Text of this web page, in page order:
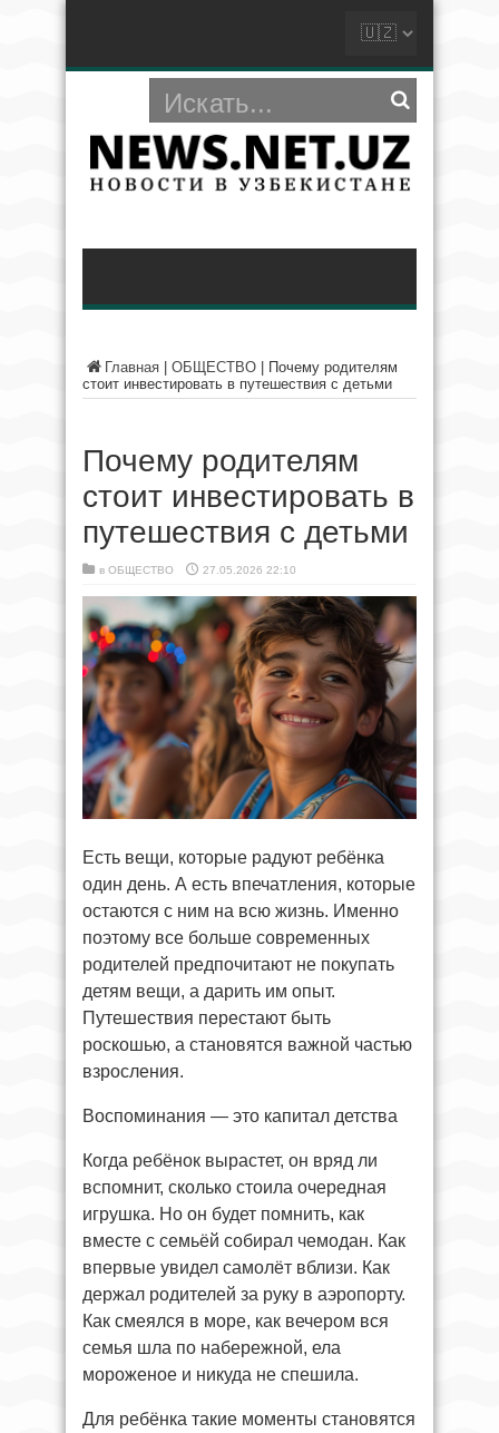
Главная ОБЩЕСТВО
Почему родителям
стоит инвестировать в путешествия с детьми
Почему родителям
стоит инвестировать в
путешествия с детьми
в ОБЩЕСТВО 27.05.2026 22:10
Есть вещи, которые радуют ребёнка
один день. А есть впечатления, которые
остаются с ним на всю жизнь. Именно
поэтому все больше современных
родителей предпочитают не покупать
детям вещи, а дарить им опыт.
Путешествия перестают быть
роскошью, а становятся важной частью
взросления.
Воспоминания — это капитал детства
Когда ребёнок вырастет, он вряд ли
вспомнит, сколько стоила очередная
игрушка. Но он будет помнить, как
вместе с семьёй собирал чемодан. Как
впервые увидел самолёт вблизи. Как
держал родителей за руку в аэропорту.
Как смеялся в море, как вечером вся
семья шла по набережной, ела
мороженое и никуда не спешила.
Для ребёнка такие моменты становятся